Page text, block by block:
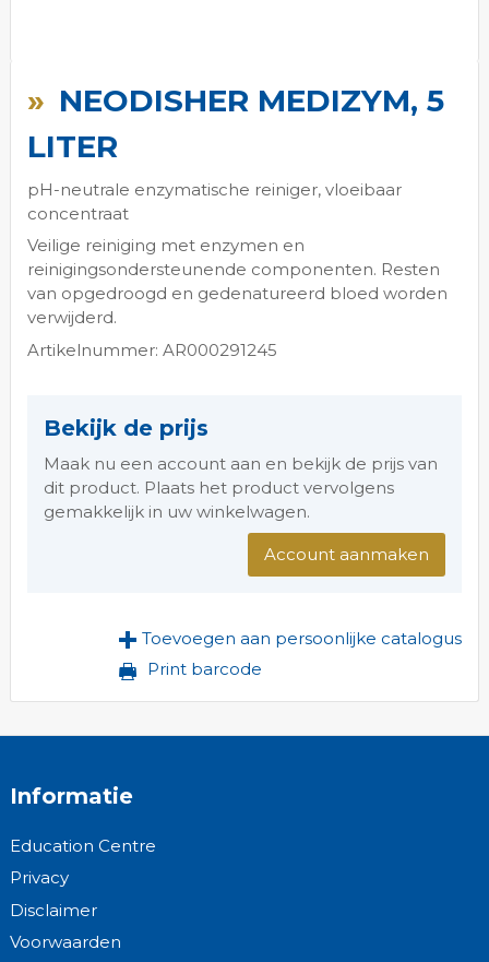
NEODISHER MEDIZYM, 5
LITER
pH-neutrale enzymatische reiniger, vloeibaar
concentraat
Veilige reiniging met enzymen en
reinigingsondersteunende componenten. Resten
van opgedroogd en gedenatureerd bloed worden
verwijderd.
Artikelnummer: AR000291245
Bekijk de prijs
Maak nu een account aan en bekijk de prijs van
dit product. Plaats het product vervolgens
gemakkelijk in uw winkelwagen.
Account aanmaken
Toevoegen aan persoonlijke catalogus
Print barcode
het
van
afbeeldingen-
gallerij
Informatie
Education Centre
Privacy
Disclaimer
Voorwaarden